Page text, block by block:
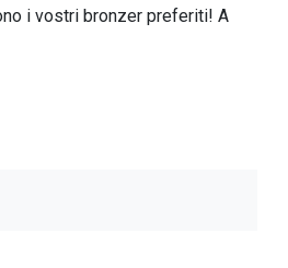
i vostri bronzer preferiti! A